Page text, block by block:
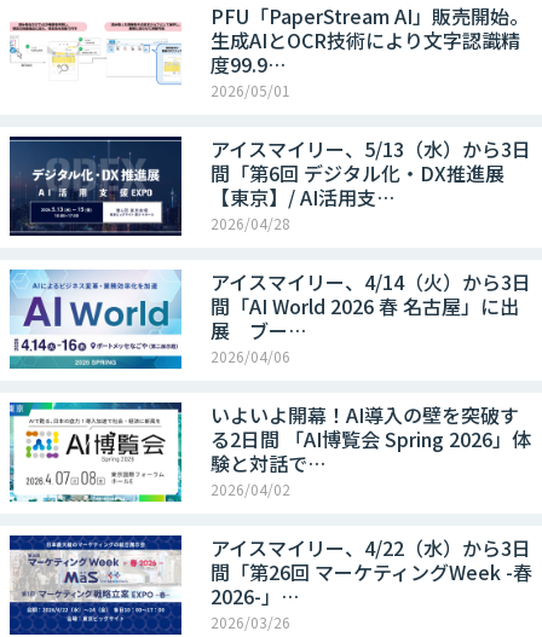
PFU「PaperStream AI」販売開始。
生成AIとOCR技術により文字認識精
度99.9…
2026/05/01
アイスマイリー、5/13（水）から3日
間「第6回 デジタル化・DX推進展
【東京】/ AI活用支…
2026/04/28
アイスマイリー、4/14（火）から3日
間「AI World 2026 春 名古屋」に出
展 ブー…
2026/04/06
いよいよ開幕！AI導入の壁を突破す
る2日間 「AI博覧会 Spring 2026」体
験と対話で…
2026/04/02
アイスマイリー、4/22（水）から3日
間「第26回 マーケティングWeek -春
2026-」…
2026/03/26